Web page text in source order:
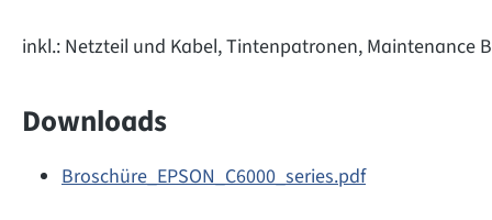
inkl.: Netzteil und Kabel, Tintenpatronen, Maintenance
Downloads
Broschüre_EPSON_C6000_series.pdf